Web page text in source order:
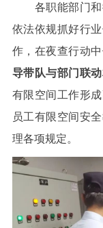
各职能部门和
依法依规抓好行
作，在夜查行动
导带队与部门联动
有限空间工作形
员工有限空间安
理各项规定。